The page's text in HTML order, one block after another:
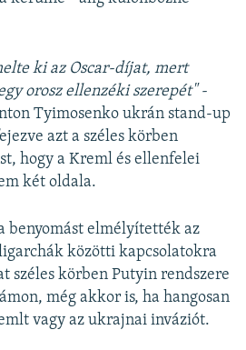
ki az Oscar-díjat, mert
orosz ellenzéki szerepét" -
Tyimosenko ukrán stand-up
azt a széles körben
hogy a Kreml és ellenfelei
két oldala.
benyomást elmélyítették az
közötti kapcsolatokra
széles körben Putyin rendszere
még akkor is, ha hangosan
vagy az ukrajnai inváziót.